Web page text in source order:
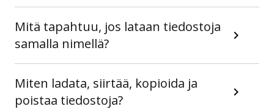
Mitä tapahtuu, jos lataan tiedostoja
samalla nimellä?
Miten ladata, siirtää, kopioida ja
poistaa tiedostoja?